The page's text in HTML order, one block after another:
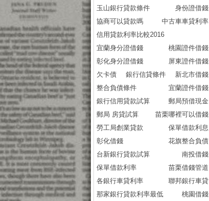
玉山銀行貸款條件
身份證借錢
協商可以貸款嗎
中古車車貸利率
信用貸款利率比較2016
宜蘭身分證借錢
桃園證件借錢
彰化身分證借錢
屏東證件借錢
欠卡債
銀行信貸條件
新北市借錢
整合負債條件
宜蘭證件借錢
銀行信用貸款試算
郵局預借現金
郵局 房貸試算
苗栗哪裡可以借錢
勞工局創業貸款
保單借款利息
彰化借錢
花旗整合負債
台新銀行貸款試算
南投借錢
保單借款利率
苗栗借錢管道
各銀行車貸利率
聯邦銀行車貸
那家銀行貸款利率最低
桃園借錢